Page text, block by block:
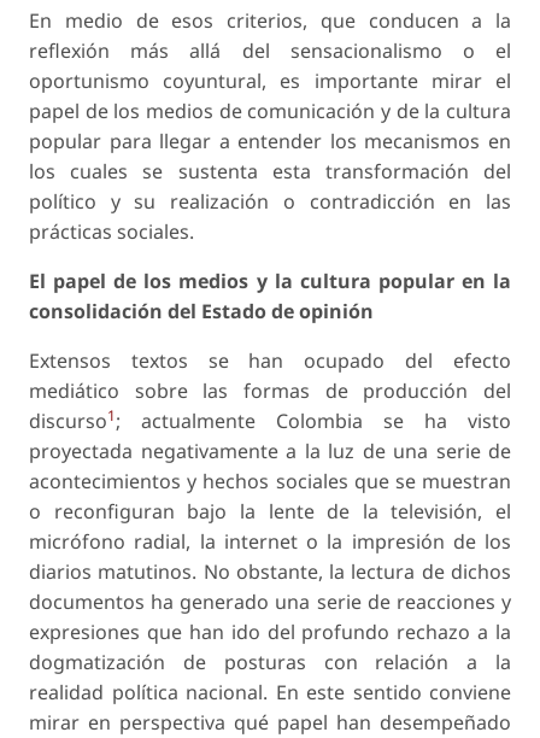
En medio de esos criterios, que conducen a la
reflexión más allá del sensacionalismo o el
oportunismo coyuntural, es importante mirar el
papel de los medios de comunicación y de la cultura
popular para llegar a entender los mecanismos en
los cuales se sustenta esta transformación del
político y su realización o contradicción en las
prácticas sociales.
El papel de los medios y la cultura popular en la
consolidación del Estado de opinión
Extensos textos se han ocupado del efecto
mediático sobre las formas de producción del
discurso1; actualmente Colombia se ha visto
proyectada negativamente a la luz de una serie de
acontecimientos y hechos sociales que se muestran
o reconfiguran bajo la lente de la televisión, el
micrófono radial, la internet o la impresión de los
diarios matutinos. No obstante, la lectura de dichos
documentos ha generado una serie de reacciones y
expresiones que han ido del profundo rechazo a la
dogmatización de posturas con relación a la
realidad política nacional. En este sentido conviene
mirar en perspectiva qué papel han desempeñado